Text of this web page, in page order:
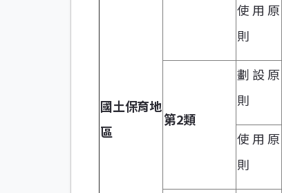
國土保育地
區
使用原
則
第2類
劃設原
則
使用原
則